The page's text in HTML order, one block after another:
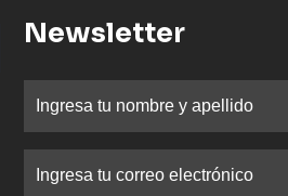
Newsletter